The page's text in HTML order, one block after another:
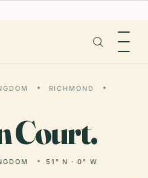
RICHMOND
Court.
51° N · 0° W